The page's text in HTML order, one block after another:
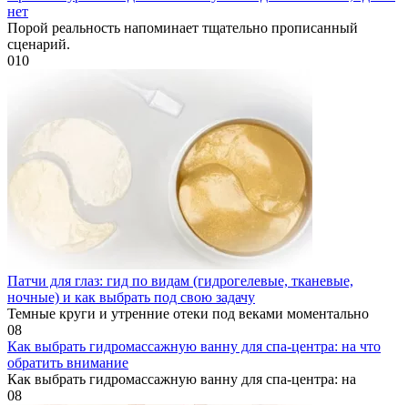
нет
Порой реальность напоминает тщательно прописанный
сценарий.
010
Патчи для глаз: гид по видам (гидрогелевые, тканевые,
ночные) и как выбрать под свою задачу
Темные круги и утренние отеки под веками моментально
08
Как выбрать гидромассажную ванну для спа-центра: на что
обратить внимание
Как выбрать гидромассажную ванну для спа-центра: на
08